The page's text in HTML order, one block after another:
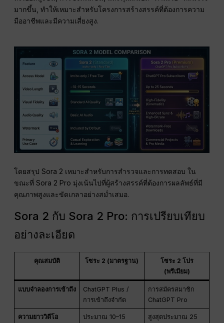
มากขึ้น, ทำให้เหมาะสำหรับโครงการสร้างสรรค์ที่ต้องการความ
มืออาชีพและมีความเสี่ยงสูง.
โดยสรุป Sora 2 เหมาะสำหรับการสำรวจและการทดสอบ ใน
ขณะที่ Sora 2 Pro มุ่งเน้นไปที่ผู้สร้างสรรค์ที่ต้องการผลลัพธ์ที่มี
คุณภาพสูงและขัดเกลาอย่างสม่ำเสมอ.
Sora 2 กับ Sora 2 Pro: การเปรียบเทียบ
อย่างละเอียด
คุณสมบัติ โซระ 2 (มาตรฐาน)
โซระ 2 โปร
(พรีเมียม)
แบบจำลองการเข้าถึง
ChatGPT Plus /
การเข้าถึงจำกัด
การสมัครสมาชิก
ChatGPT Pro
ความยาววิดีโอ
ประมาณ 10–15
สูงสุดประมาณ 25